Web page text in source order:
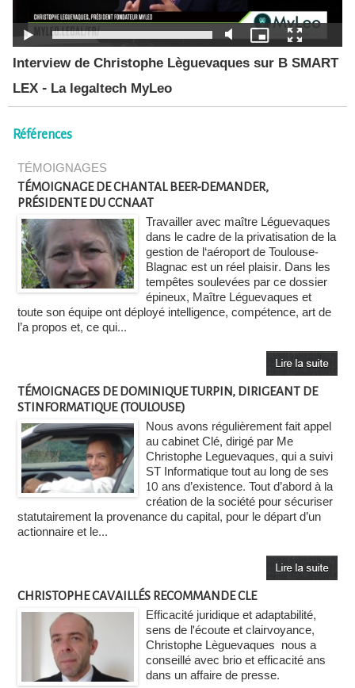
Interview de Christophe Lèguevaques sur B SMART
LEX - La legaltech MyLeo
Références
TÉMOIGNAGES
TÉMOIGNAGE DE CHANTAL BEER-DEMANDER,
PRÉSIDENTE DU CCNAAT
Travailler avec maître Léguevaques
dans le cadre de la privatisation de la
gestion de l‘aéroport de Toulouse-
Blagnac est un réel plaisir. Dans les
tempêtes soulevées par ce dossier
épineux, Maître Léguevaques et
toute son équipe ont déployé intelligence, compétence, art de
l’a propos et, ce qui...
TÉMOIGNAGES DE DOMINIQUE TURPIN, DIRIGEANT DE
STINFORMATIQUE (TOULOUSE)
Nous avons régulièrement fait appel
au cabinet Clé, dirigé par Me
Christophe Leguevaques, qui a suivi
ST Informatique tout au long de ses
10 ans d’existence. Tout d’abord à la
création de la société pour sécuriser
statutairement la provenance du capital, pour le départ d’un
actionnaire et le...
CHRISTOPHE CAVAILLÉS RECOMMANDE CLE
Efficacité juridique et adaptabilité,
sens de l'écoute et clairvoyance,
Christophe Lèguevaques nous a
conseillé avec brio et efficacité ans
dans un affaire de presse.